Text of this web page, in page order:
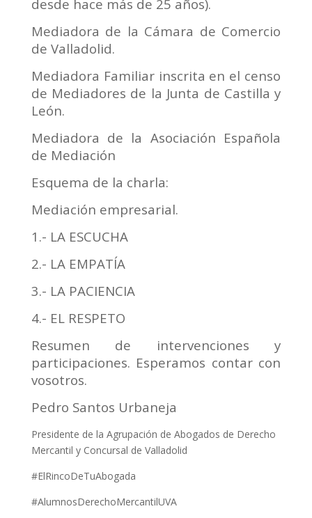
desde hace más de 25 años).
Mediadora de la Cámara de Comercio
de Valladolid.
Mediadora Familiar inscrita en el censo
de Mediadores de la Junta de Castilla y
León.
Mediadora de la Asociación Española
de Mediación
Esquema de la charla:
Mediación empresarial.
1.- LA ESCUCHA
2.- LA EMPATÍA
3.- LA PACIENCIA
4.- EL RESPETO
Resumen de intervenciones y
participaciones. Esperamos contar con
vosotros.
Pedro Santos Urbaneja
Presidente de la Agrupación de Abogados de Derecho
Mercantil y Concursal de Valladolid
#ElRincoDeTuAbogada
#AlumnosDerechoMercantilUVA